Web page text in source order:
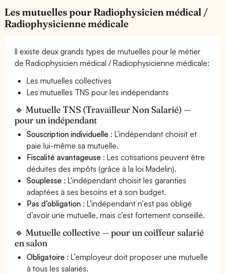
Les mutuelles pour Radiophysicien médical /
Radiophysicienne médicale
Il existe deux grands types de mutuelles pour le métier
de Radiophysicien médical / Radiophysicienne médicale:
Les mutuelles collectives
Les mutuelles TNS pour les indépendants
🔹 Mutuelle TNS (Travailleur Non Salarié) —
pour un indépendant
Souscription individuelle : L'indépendant choisit et
paie lui-même sa mutuelle.
Fiscalité avantageuse : Les cotisations peuvent être
déduites des impôts (grâce à la loi Madelin).
Souplesse : L'indépendant choisit les garanties
adaptées à ses besoins et à son budget.
Pas d’obligation : L'indépendant n'est pas obligé
d’avoir une mutuelle, mais c’est fortement conseillé.
🔹 Mutuelle collective — pour un coiffeur salarié
en salon
Obligatoire : L’employeur doit proposer une mutuelle
à tous les salariés.